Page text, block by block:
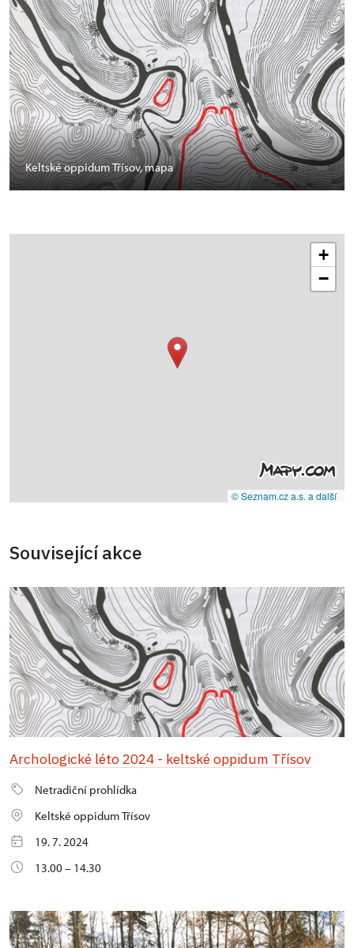
Keltské oppidum Třísov, mapa
+
−
© Seznam.cz a.s. a další
Související akce
Archologické léto 2024 - keltské oppidum Třísov
Netradiční prohlídka
Keltské oppidum Třísov
19. 7. 2024
13.00 – 14.30